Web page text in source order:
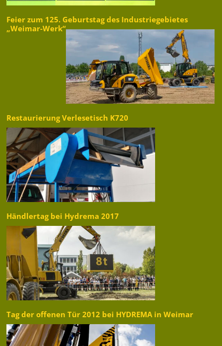
Feier zum 125. Geburtstag des Industriegebietes
„Weimar-Werk“
Restaurierung Verlesetisch K720
Händlertag bei Hydrema 2017
Tag der offenen Tür 2012 bei HYDREMA in Weimar